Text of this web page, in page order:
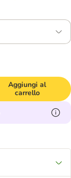
Aggiungi al
carrello